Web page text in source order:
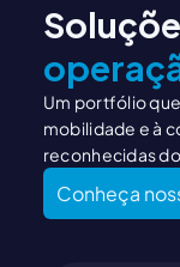
Um portfólio
mobilidade e à
reconhecidas
Conheça